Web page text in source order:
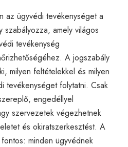
az ügyvédi tevékenységet a
szabályozza, amely világos
tevékenység
A jogszabály
milyen feltételekkel és milyen
tevékenységet folytatni. Csak
engedéllyel
szervezetek végezhetnek
és okiratszerkesztést. A
minden ügyvédnek